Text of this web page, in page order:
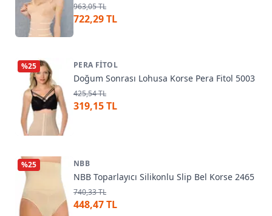
963,05 TL
722,29 TL
%25 PERA FITOL
Doğum Sonrası Lohusa Korse Pera Fitol 5003
425,54 TL
319,15 TL
%25 NBB
NBB Toparlayıcı Silikonlu Slip Bel Korse 2465
740,33 TL
448,47 TL